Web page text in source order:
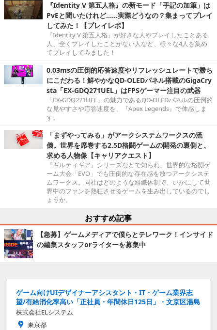
『Identity V 第五人格』の新モード「手記の加筆」は
PvEと聞いたけれど……実際どうなの？集まってプレイ
してみた！【プレイレポ】
『Identity V 第五人格』が好きな人やプレイしたことある
人、全くプレイしたことがない人など、様々な4人を集め
てプレイしてみました！
0.03msの圧倒的応答速度やリフレッシュレートで勝ち
にこだわる！鮮やかなQD-OLEDパネル搭載のGigaCry
sta「EX-GDQ271UEL」はFPSゲーマー注目の武器
「EX-GDQ271UEL」の魅力であるQD-OLEDパネルの圧倒的
な見やすさや応答速度を、『Apex Legends』で体感しま
す。
「まずやってみる」がアークシステムワークスの流
儀。世界を席巻する2.5D格闘ゲームの開発の裏側と、
求める人物像【キャリアクエスト】
『ギルティギア』シリーズなどで知られ、世界的な格闘ゲ
ーム大会「EVO」でも圧倒的な存在感を放つアークシステ
ムワークス。同社はどのような組織体制で、いかにして世
界中のファンを熱狂させるゲームを生み出しているのでし
ょうか。
おすすめ記事
【急募】ゲームメディアで僕らとテレワーク！インサイド
の編集スタッフorライターを募集中
ゲーム向けUIデザイナーアシスタント・IT・ゲーム業界志
望/有給消化率高い「正社員・年間休日125日」・文京区湯島
株式会社ELシステム
東京都